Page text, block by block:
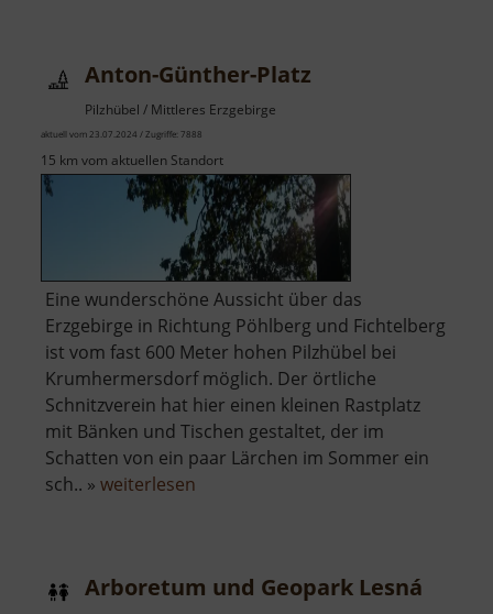
Anton-Günther-Platz
Pilzhübel / Mittleres Erzgebirge
aktuell vom 23.07.2024 / Zugriffe: 7888
15 km vom aktuellen Standort
Eine wunderschöne Aussicht über das
Erzgebirge in Richtung Pöhlberg und Fichtelberg
ist vom fast 600 Meter hohen Pilzhübel bei
Krumhermersdorf möglich. Der örtliche
Schnitzverein hat hier einen kleinen Rastplatz
mit Bänken und Tischen gestaltet, der im
Schatten von ein paar Lärchen im Sommer ein
sch.. » weiterlesen
Arboretum und Geopark Lesná